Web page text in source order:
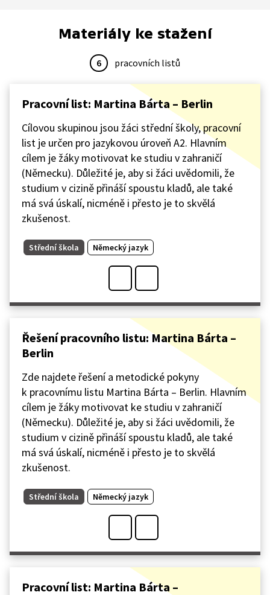
Materiály ke stažení
6 pracovních listů
Pracovní list: Martina Bárta – Berlin
Cílovou skupinou jsou žáci střední školy, pracovní
list je určen pro jazykovou úroveň A2. Hlavním
cílem je žáky motivovat ke studiu v zahraničí
(Německu). Důležité je, aby si žáci uvědomili, že
studium v cizině přináší spoustu kladů, ale také
má svá úskalí, nicméně i přesto je to skvělá
zkušenost.
Střední škola Německý jazyk
Řešení pracovního listu: Martina Bárta –
Berlin
Zde najdete řešení a metodické pokyny
k pracovnímu listu Martina Bárta – Berlin. Hlavním
cílem je žáky motivovat ke studiu v zahraničí
(Německu). Důležité je, aby si žáci uvědomili, že
studium v cizině přináší spoustu kladů, ale také
má svá úskalí, nicméně i přesto je to skvělá
zkušenost.
Střední škola Německý jazyk
Pracovní list: Martina Bárta –